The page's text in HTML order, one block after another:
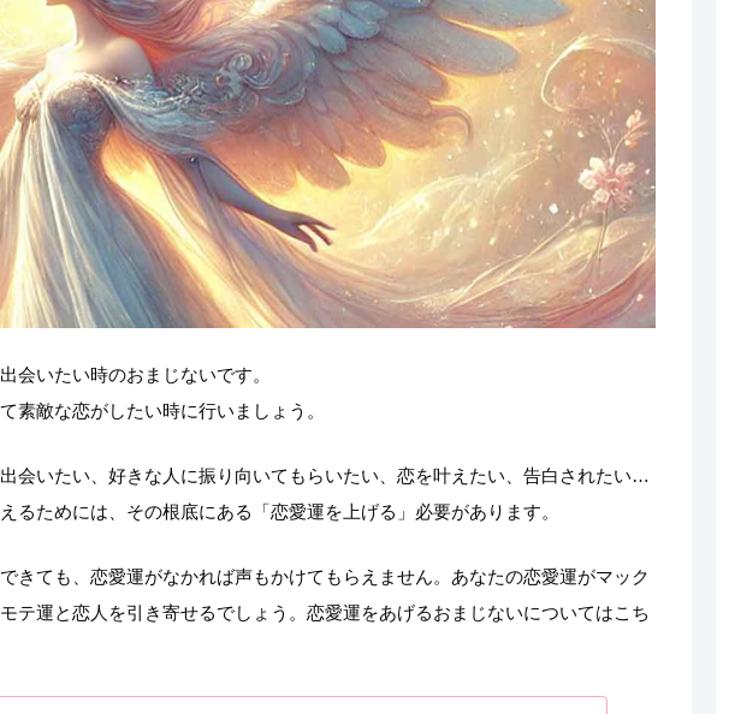
会いたい時のおまじないです。
素敵な恋がしたい時に行いましょう。
会いたい、好きな人に振り向いてもらいたい、恋を叶えたい、告白されたい…
るためには、その根底にある「恋愛運を上げる」必要があります。
きても、恋愛運がなかれば声もかけてもらえません。あなたの恋愛運がマック
テ運と恋人を引き寄せるでしょう。恋愛運をあげるおまじないについてはこち